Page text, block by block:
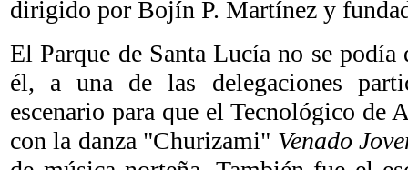
dirigido por Bojín P. Martínez y
El Parque de Santa Lucía no se podía
él, a una de las delegaciones
escenario para que el Tecnológico de
con la danza "Churizami" Venado